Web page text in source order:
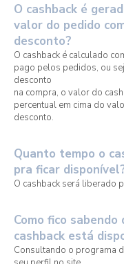
O cashback é
valor do pedido
desconto?
O cashback é calculado
pago pelos pedidos, ou
desconto
na compra, o valor do
percentual em cima do
desconto.
Quanto tempo o
pra ficar
O cashback será liberado
Como fico sabendo
cashback está
Consultando o programa